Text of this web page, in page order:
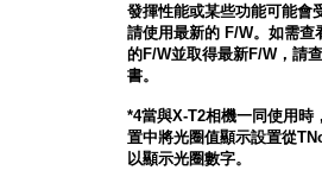
發揮性能或某些功能可能會
請使用最新的 F/W。如需查
的F/W並取得最新F/W，請
書。
*4當與X-T2相機一同使用時
置中將光圈值顯示設置從
以顯示光圈數字。